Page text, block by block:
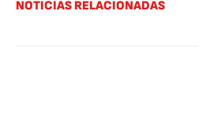
NOTICIAS RELACIONADAS